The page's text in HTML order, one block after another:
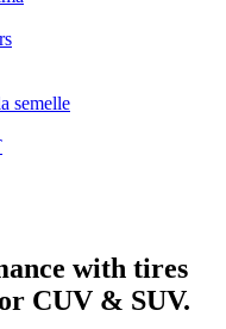
semelle
with tires
CUV & SUV.